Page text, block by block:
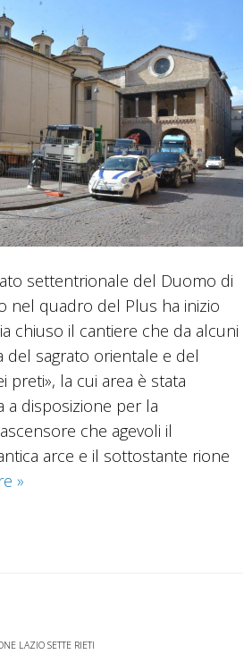
settentrionale del Duomo di
nel quadro del Plus ha inizio
chiuso il cantiere che da alcuni
del sagrato orientale e del
preti», la cui area è stata
a disposizione per la
che agevoli il
arce e il sottostante rione
Sull’area
perplessi
»
LAZIO SETTE RIETI